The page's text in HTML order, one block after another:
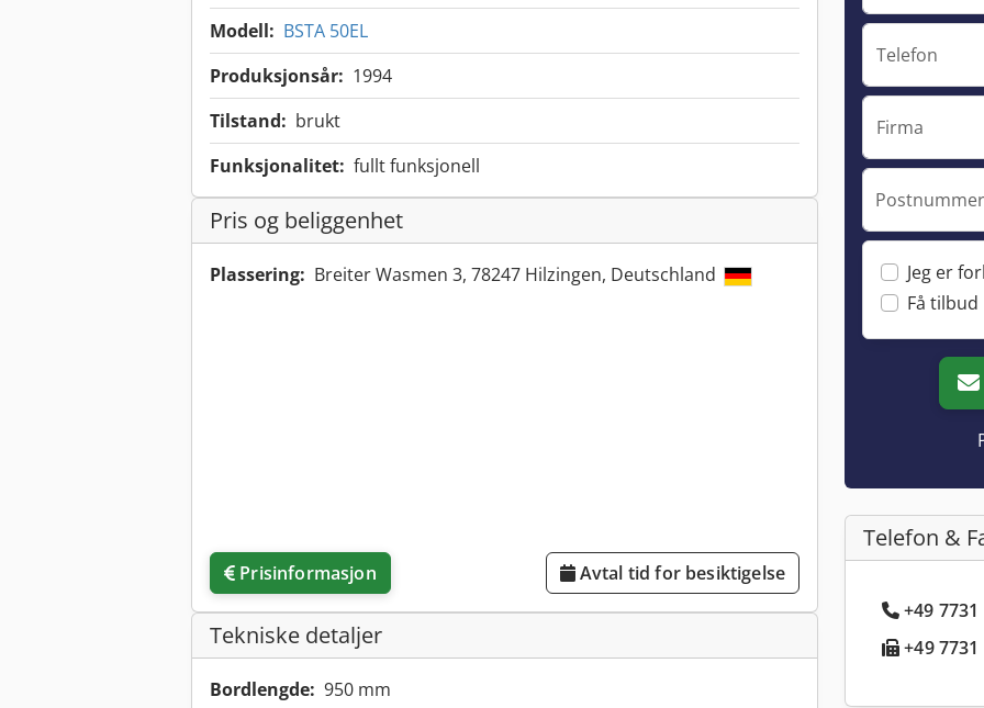
Modell: BSTA 50EL
Produksjonsår: 1994
Tilstand: brukt
Funksjonalitet: fullt funksjonell
Pris og beliggenhet
Plassering: Breiter Wasmen 3, 78247 Hilzingen, Deutschland
Prisinformasjon Avtal tid for besiktigelse
Tekniske detaljer
Bordlengde: 950 mm
Telefon
Firma
Jeg er
Få
Telefon &
+49
+49